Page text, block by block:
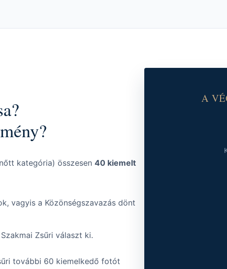
kategória) összesen 40 kiemelt
vagyis a Közönségszavazás dönt
Zsűri választ ki.
további 60 kiemelkedő fotót
A